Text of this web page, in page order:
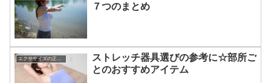
７つのまとめ
エクササイズの正しい知識☆
ストレッチ器具選びの参考に☆部所ご
とのおすすめアイテム